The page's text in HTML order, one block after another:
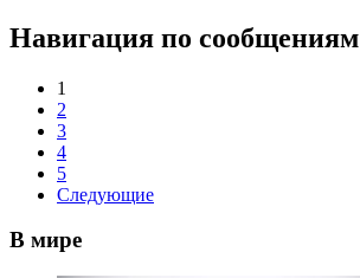
Навигация по сообщениям
1
2
3
4
5
Следующие
В мире